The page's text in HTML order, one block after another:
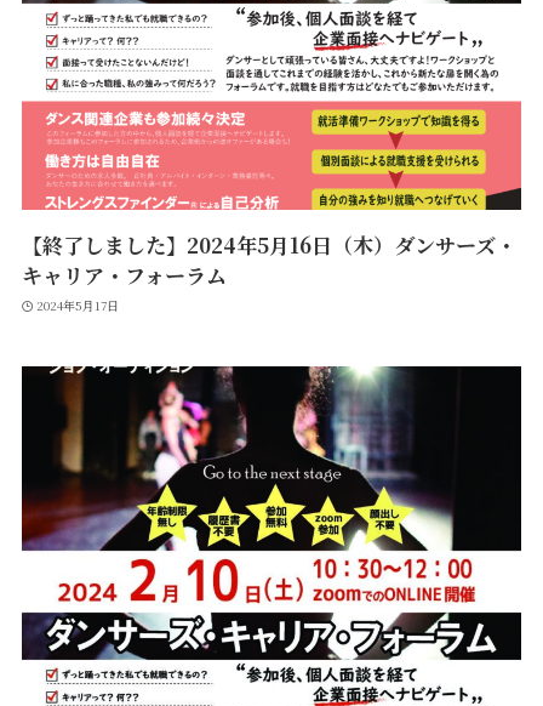
【終了しました】2024年5月16日（木）ダンサーズ・
キャリア・フォーラム
2024年5月17日